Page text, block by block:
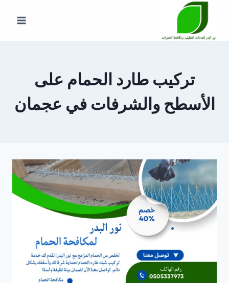
المحتوى
تركيب طارد الحمام على
الأسطح والشرفات في عجمان